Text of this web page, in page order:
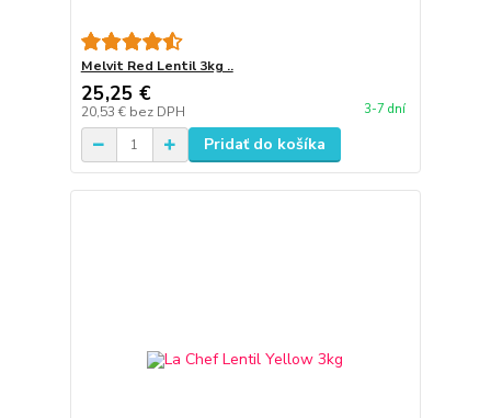
Melvit Red Lentil 3kg ..
25,25 €
20,53 € bez DPH 3-7 dní
Pridať do košíka